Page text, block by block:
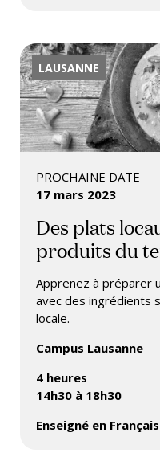
LAUSANNE
PROCHAINE DATE
17 mars 2023
Des plats
produits du
Apprenez à préparer
avec des ingrédients
locale.
Campus Lausanne
4 heures
14h30 à 18h30
Enseigné en Français